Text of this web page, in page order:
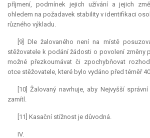
příjmení, podmínek jejich užívání a jejich
ohledem na požadavek stability v identifikaci
různého výkladu.
[9] Dle žalovaného není na místě
stěžovatele k podání žádosti o povolení změny
možné přezkoumávat či zpochybňovat
otce stěžovatele, které bylo vydáno před téměř
[10] Žalovaný navrhuje, aby Nejvyšší
zamítl.
[11] Kasační stížnost je důvodná.
IV.